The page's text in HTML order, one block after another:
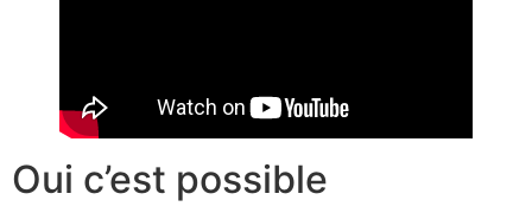
Oui c’est possible